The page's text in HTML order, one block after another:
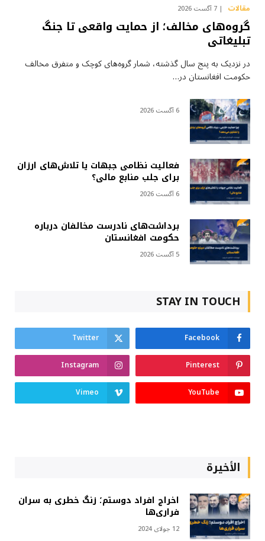
مقالات 7 آگست 2026
گروه‌های مخالف؛ از حمایت واقعی تا جنگ
تبلیغاتی
در نزدیک به پنج سال گذشته، شمار گروه‌های کوچک و متفرق مخالف
حکومت افغانستان در…
6 آگست 2026
فعالیت نظامی جبهات یا تلاش‌های ارزان
برای جلب منابع مالی؟
6 آگست 2026
برداشت‌های نادرست مخالفان درباره
حکومت افغانستان
5 آگست 2026
STAY IN TOUCH
Facebook
Twitter
Pinterest
Instagram
YouTube
Vimeo
الأخيرة
اخراج افراد دوستم؛ زنگ خطری به سران
فراری‌ها
12 جولای 2024